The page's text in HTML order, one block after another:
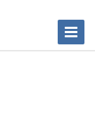
Toggle